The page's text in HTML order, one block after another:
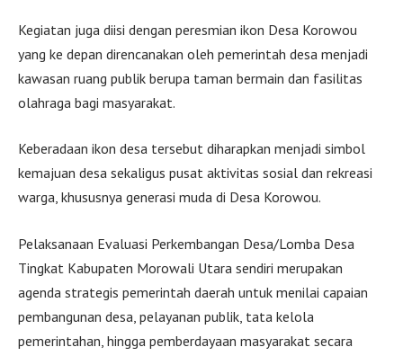
Kegiatan juga diisi dengan peresmian ikon Desa Korowou
yang ke depan direncanakan oleh pemerintah desa menjadi
kawasan ruang publik berupa taman bermain dan fasilitas
olahraga bagi masyarakat.
Keberadaan ikon desa tersebut diharapkan menjadi simbol
kemajuan desa sekaligus pusat aktivitas sosial dan rekreasi
warga, khususnya generasi muda di Desa Korowou.
Pelaksanaan Evaluasi Perkembangan Desa/Lomba Desa
Tingkat Kabupaten Morowali Utara sendiri merupakan
agenda strategis pemerintah daerah untuk menilai capaian
pembangunan desa, pelayanan publik, tata kelola
pemerintahan, hingga pemberdayaan masyarakat secara